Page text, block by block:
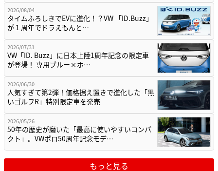
2026/08/04
タイムふろしきでEVに進化！？VW 「ID.Buzz」
が１周年でドラえもんと…
2026/07/31
VW「ID. Buzz」に日本上陸1周年記念の限定車
が登場！ 専用ブルー×ホ…
2026/06/30
人気すぎて第2弾！価格据え置きで進化した「黒
いゴルフR」特別限定車を発売
2026/05/26
50年の歴史が磨いた「最高に使いやすいコンパ
クト」。VWポロ50周年記念モデ…
もっと見る